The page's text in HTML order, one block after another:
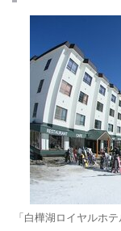
「白樺湖ロイヤルホ